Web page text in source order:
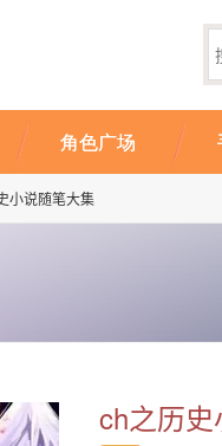
角色广场
小说随笔大集
ch之历